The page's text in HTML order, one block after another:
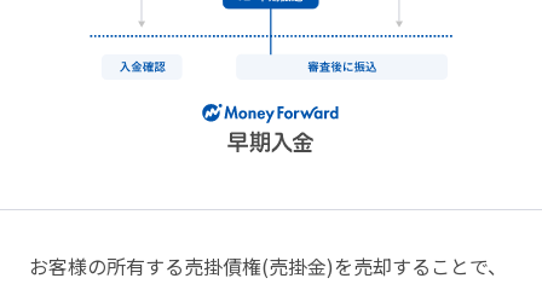
お客様の所有する売掛債権(売掛金)を売却することで、